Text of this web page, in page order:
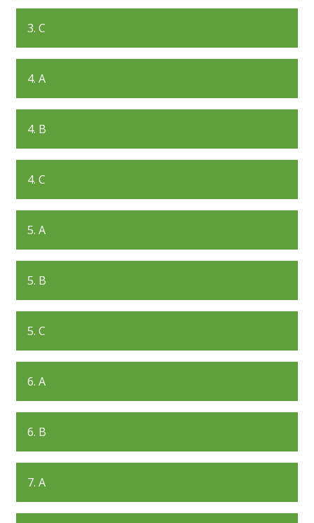
3. C
4. A
4. B
4. C
5. A
5. B
5. C
6. A
6. B
7. A